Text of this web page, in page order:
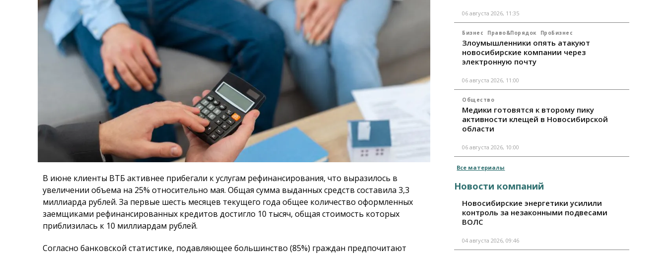
В июне клиенты ВТБ активнее прибегали к услугам рефинансирования, что выразилось в
увеличении объема на 25% относительно мая. Общая сумма выданных средств составила 3,3
миллиарда рублей. За первые шесть месяцев текущего года общее количество оформленных
заемщиками рефинансированных кредитов достигло 10 тысяч, общая стоимость которых
приблизилась к 10 миллиардам рублей.
Согласно банковской статистике, подавляющее большинство (85%) граждан предпочитают
06 августа 2026, 11:35
Бизнес Право&Порядок ПроБизнес
Злоумышленники опять атакуют
новосибирские компании через
электронную почту
06 августа 2026, 11:00
Общество
Медики готовятся к второму пику
активности клещей в Новосибирской
области
06 августа 2026, 10:00
Все материалы
Новости компаний
Новосибирские энергетики усилили
контроль за незаконными подвесами
ВОЛС
04 августа 2026, 09:46